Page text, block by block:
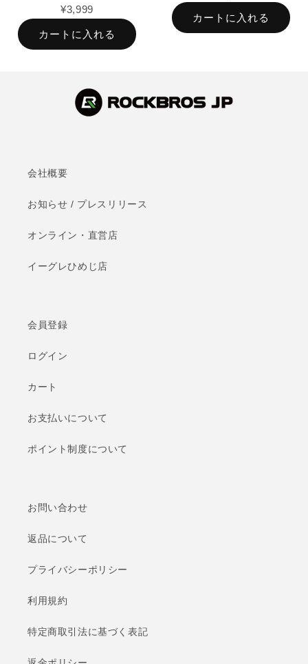
¥3,999
カートに入れる
カートに入れる
会社概要
お知らせ / プレスリリース
オンライン・直営店
イーグレひめじ店
会員登録
ログイン
カート
お支払いについて
ポイント制度について
お問い合わせ
返品について
プライバシーポリシー
利用規約
特定商取引法に基づく表記